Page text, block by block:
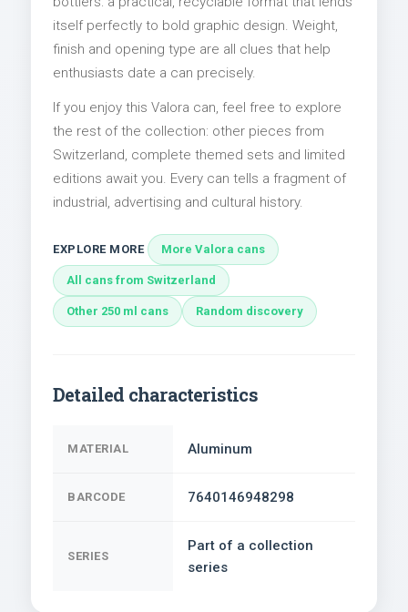
itself perfectly to bold graphic design. Weight,
finish and opening type are all clues that help
enthusiasts date a can precisely.
If you enjoy this Valora can, feel free to explore
the rest of the collection: other pieces from
Switzerland, complete themed sets and limited
editions await you. Every can tells a fragment of
industrial, advertising and cultural history.
EXPLORE MORE More Valora cans
All cans from Switzerland
Other 250 ml cans Random discovery
Detailed characteristics
MATERIAL Aluminum
BARCODE 7640146948298
SERIES
Part of a collection
series